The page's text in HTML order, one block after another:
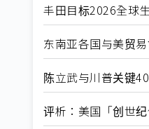
丰田目标2026全球
东南亚各国与美贸
陈立武与川普关键
评析：美国「创世